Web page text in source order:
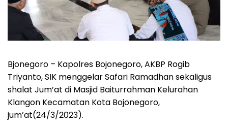
Bjonegoro – Kapolres Bojonegoro, AKBP Rogib
Triyanto, SIK menggelar Safari Ramadhan sekaligus
shalat Jum’at di Masjid Baiturrahman Kelurahan
Klangon Kecamatan Kota Bojonegoro,
jum’at(24/3/2023).